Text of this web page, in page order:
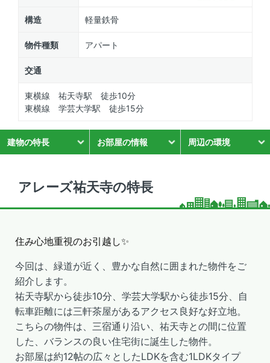
構造 軽量鉄骨
物件種類 アパート
交通
東横線 祐天寺駅 徒歩10分
東横線 学芸大学駅 徒歩15分
建物の特長 お部屋の情報 周辺の環境
アレーズ祐天寺の特長
住み心地重視のお引越し✨
今回は、緑道が近く、豊かな自然に囲まれた物件をご
紹介します。
祐天寺駅から徒歩10分、学芸大学駅から徒歩15分、自
転車距離には三軒茶屋があるアクセス良好な好立地。
こちらの物件は、三宿通り沿い、祐天寺との間に位置
した、バランスの良い住宅街に誕生した物件。
お部屋は約12帖の広々としたLDKを含む1LDKタイプ